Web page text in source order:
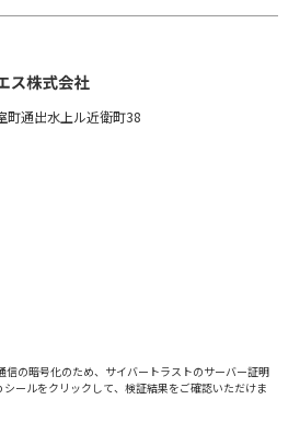
通出水上ル近衛町38
信の暗号化のため、サイバートラストのサーバー証明
ールをクリックして、検証結果をご確認いただけま